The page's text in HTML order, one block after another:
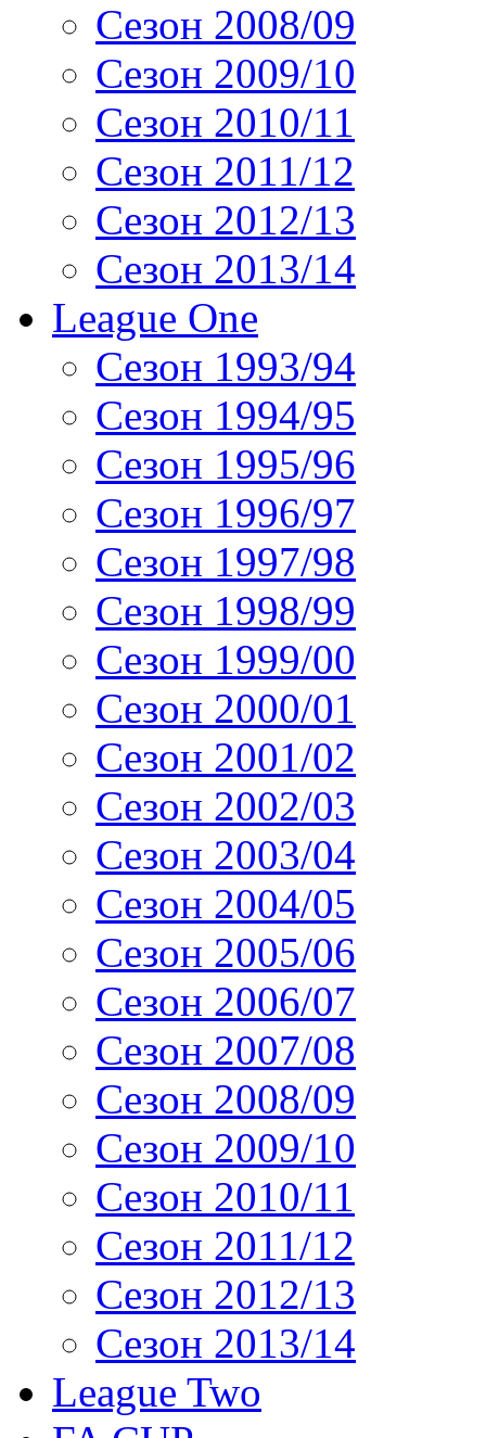
Сезон 2008/09
Сезон 2009/10
Сезон 2010/11
Сезон 2011/12
Сезон 2012/13
Сезон 2013/14
League One
Сезон 1993/94
Сезон 1994/95
Сезон 1995/96
Сезон 1996/97
Сезон 1997/98
Сезон 1998/99
Сезон 1999/00
Сезон 2000/01
Сезон 2001/02
Сезон 2002/03
Сезон 2003/04
Сезон 2004/05
Сезон 2005/06
Сезон 2006/07
Сезон 2007/08
Сезон 2008/09
Сезон 2009/10
Сезон 2010/11
Сезон 2011/12
Сезон 2012/13
Сезон 2013/14
League Two